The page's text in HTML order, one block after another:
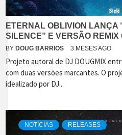
ETERNAL OBLIVION LANÇA
SILENCE” E VERSÃO
BY DOUG BARRIOS 3 MESES AGO
Projeto autoral de DJ DOUGMIX
com duas versões marcantes. O
idealizado por DJ...
NOTÍCIAS RELEASES